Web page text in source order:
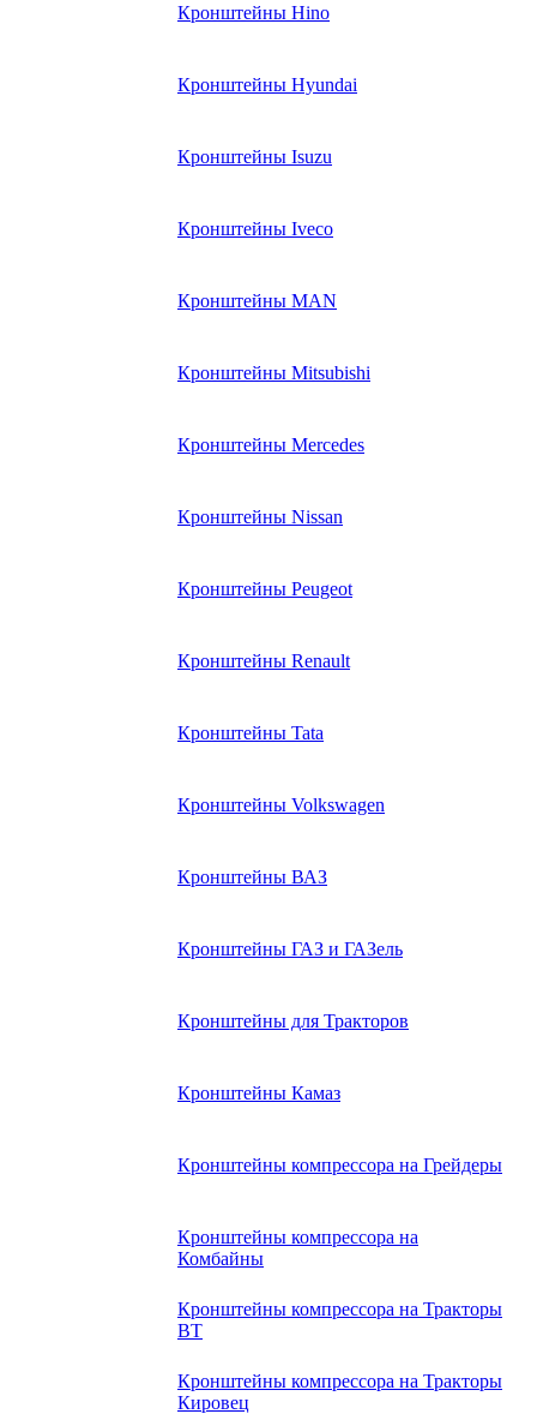
Кронштейны Hino
Кронштейны Hyundai
Кронштейны Isuzu
Кронштейны Iveco
Кронштейны MAN
Кронштейны Mitsubishi
Кронштейны Mеrcedes
Кронштейны Nissan
Кронштейны Peugeot
Кронштейны Renault
Кронштейны Tata
Кронштейны Volkswagen
Кронштейны ВАЗ
Кронштейны ГАЗ и ГАЗель
Кронштейны для Тракторов
Кронштейны Камаз
Кронштейны компрессора на Грейдеры
Кронштейны компрессора на
Комбайны
Кронштейны компрессора на Тракторы
ВТ
Кронштейны компрессора на Тракторы
Кировец